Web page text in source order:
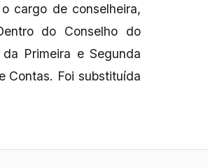
cargo de conselheira,
do Conselho do
Primeira e Segunda
Contas. Foi substituída